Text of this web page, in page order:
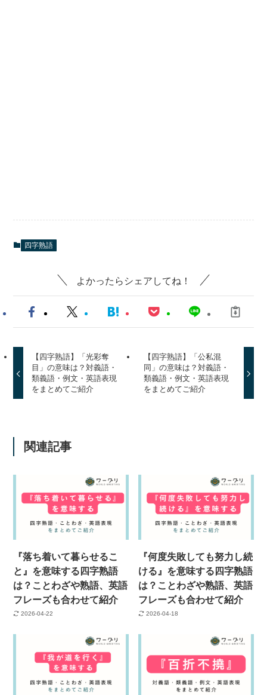
四字熟語
よかったらシェアしてね！
【四字熟語】「光彩奪
目」の意味は？対義語・
類義語・例文・英語表現
をまとめてご紹介
【四字熟語】「公私混
同」の意味は？対義語・
類義語・例文・英語表現
をまとめてご紹介
関連記事
『落ち着いて暮らせるこ
と』を意味する四字熟語
は？ことわざや熟語、英語
フレーズも合わせて紹介
2026-04-22
『何度失敗しても努力し続
ける』を意味する四字熟語
は？ことわざや熟語、英語
フレーズも合わせて紹介
2026-04-18